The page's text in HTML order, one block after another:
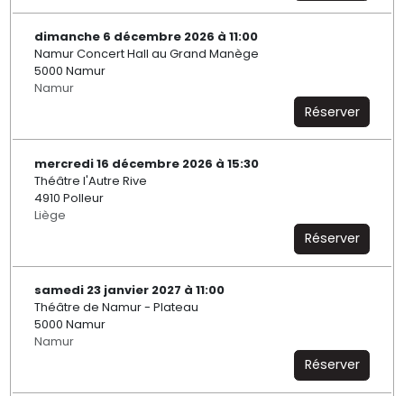
dimanche 6 décembre 2026 à 11:00
Namur Concert Hall au Grand Manège
5000 Namur
Namur
Réserver
mercredi 16 décembre 2026 à 15:30
Théâtre l'Autre Rive
4910 Polleur
Liège
Réserver
samedi 23 janvier 2027 à 11:00
Théâtre de Namur - Plateau
5000 Namur
Namur
Réserver